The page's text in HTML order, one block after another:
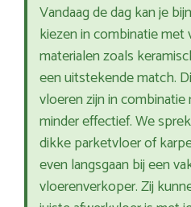
Vandaag de dag kan je
kiezen in combinatie met
materialen zoals
een uitstekende match.
vloeren zijn in
minder effectief. We
dikke parketvloer of
even langsgaan bij een
vloerenverkoper. Zij